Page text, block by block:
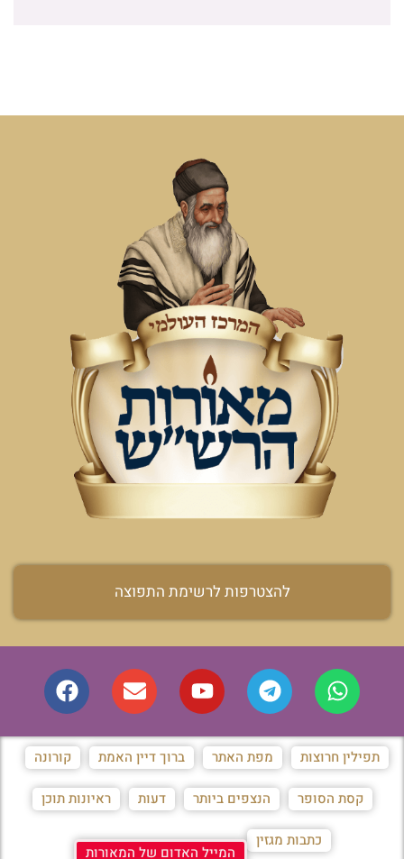
להצטרפות לרשימת התפוצה
תפילין חרוצות מפת האתר ברוך דיין האמת קורונה
קסת הסופר הנצפים ביותר דעות ראיונות תוכן
כתבות מגזין
המייל האדום של המאורות